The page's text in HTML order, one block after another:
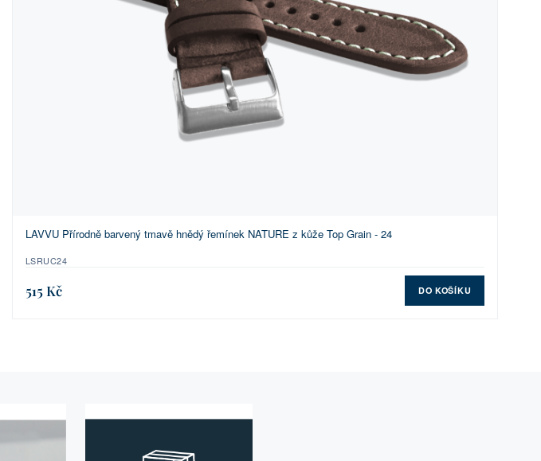
LAVVU Přírodně barvený tmavě hnědý řemínek NATURE z kůže Top Grain - 24
LSRUC24
515 Kč DO KOŠÍKU